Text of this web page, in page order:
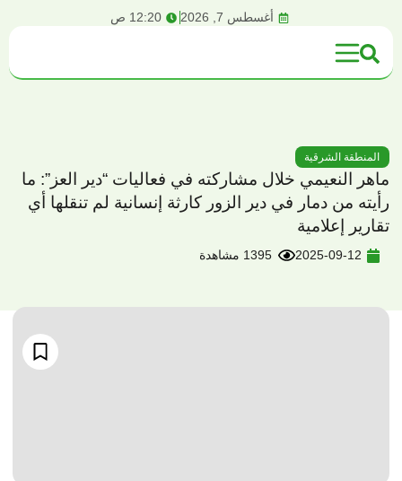
أغسطس 7, 2026 12:20 ص
المنطقة الشرقية
ماهر النعيمي خلال مشاركته في فعاليات “دير العز”: ما
رأيته من دمار في دير الزور كارثة إنسانية لم تنقلها أي
تقارير إعلامية
2025-09-12 1395 مشاهدة